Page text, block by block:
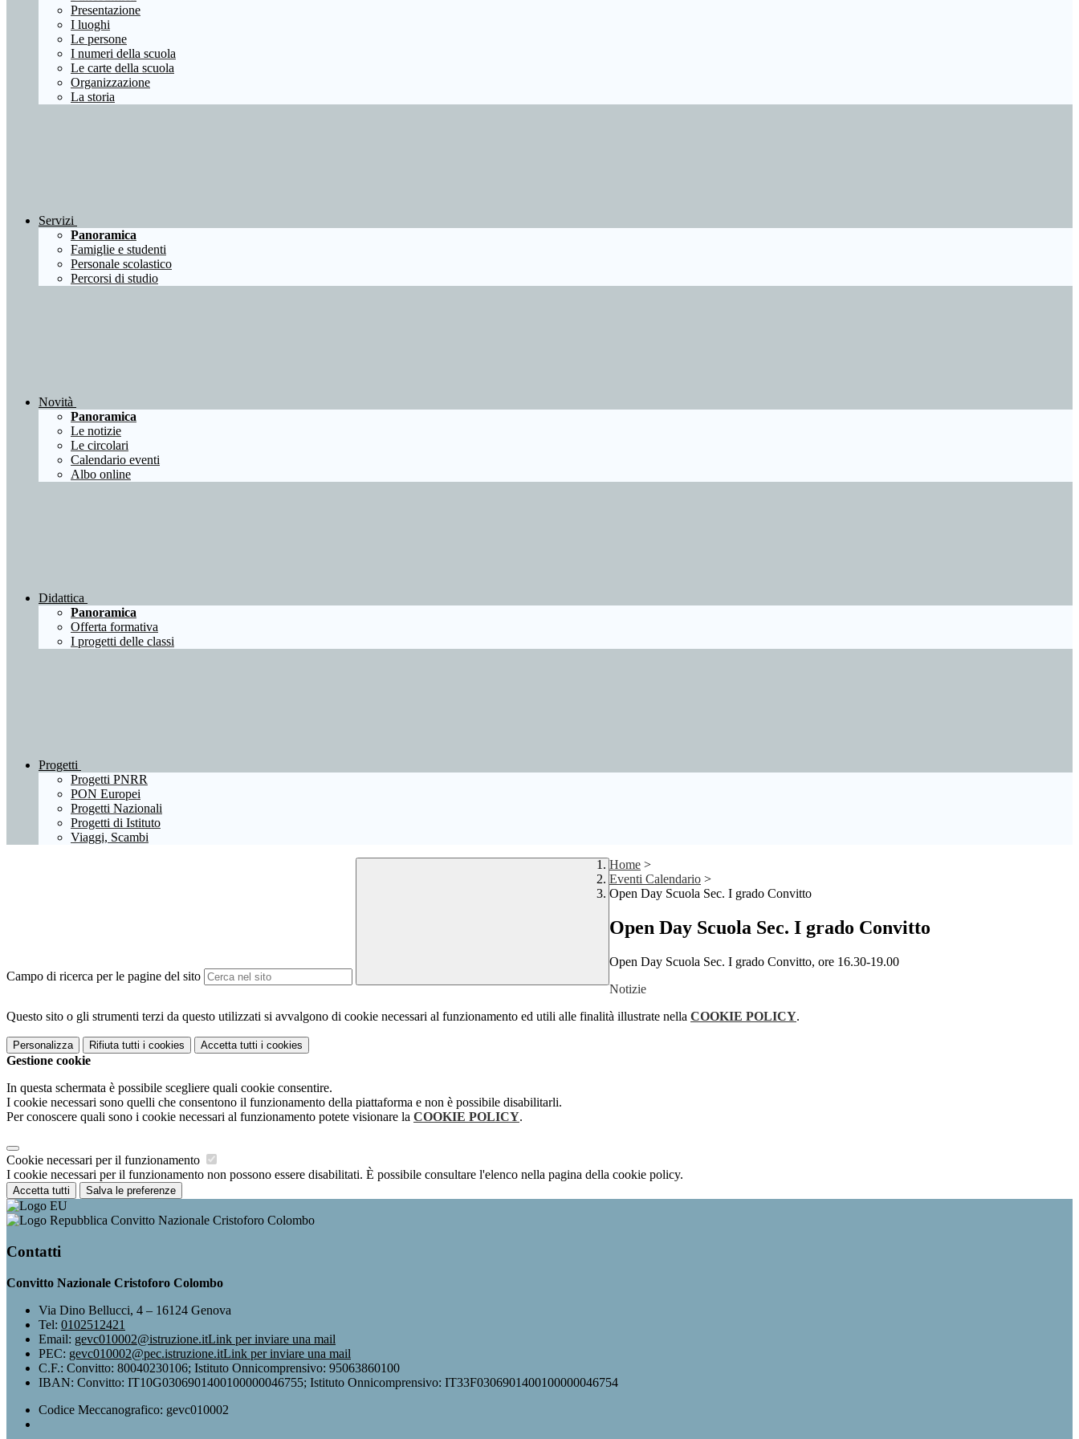
Presentazione
I luoghi
Le persone
I numeri della scuola
Le carte della scuola
Organizzazione
La storia
Servizi
Panoramica
Famiglie e studenti
Personale scolastico
Percorsi di studio
Novità
Panoramica
Le notizie
Le circolari
Calendario eventi
Albo online
Didattica
Panoramica
Offerta formativa
I progetti delle classi
Progetti
Progetti PNRR
PON Europei
Progetti Nazionali
Progetti di Istituto
Viaggi, Scambi
Campo di ricerca per le pagine del sito
Home >
Eventi Calendario >
Open Day Scuola Sec. I grado Convitto
Open Day Scuola Sec. I grado Convitto
Open Day Scuola Sec. I grado Convitto, ore 16.30-19.00
Notizie
Questo sito o gli strumenti terzi da questo utilizzati si avvalgono di cookie necessari al funzionamento ed utili alle finalità illustrate nella COOKIE POLICY.
Personalizza Rifiuta tutti i cookies Accetta tutti i cookies
Gestione cookie
In questa schermata è possibile scegliere quali cookie consentire.
I cookie necessari sono quelli che consentono il funzionamento della piattaforma e non è possibile disabilitarli.
Per conoscere quali sono i cookie necessari al funzionamento potete visionare la COOKIE POLICY.
Cookie necessari per il funzionamento
I cookie necessari per il funzionamento non possono essere disabilitati. È possibile consultare l'elenco nella pagina della cookie policy.
Accetta tutti Salva le preferenze
Convitto Nazionale Cristoforo Colombo
Contatti
Convitto Nazionale Cristoforo Colombo
Via Dino Bellucci, 4 – 16124 Genova
Tel: 0102512421
Email: gevc010002@istruzione.itLink per inviare una mail
PEC: gevc010002@pec.istruzione.itLink per inviare una mail
C.F.: Convitto: 80040230106; Istituto Onnicomprensivo: 95063860100
IBAN: Convitto: IT10G0306901400100000046755; Istituto Onnicomprensivo: IT33F0306901400100000046754
Codice Meccanografico: gevc010002